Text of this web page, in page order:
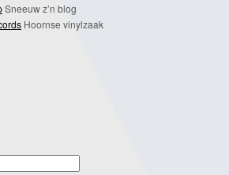
Sneeuw z’n blog
Hoornse vinylzaak